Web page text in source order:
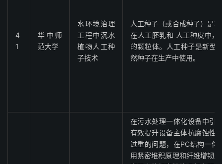
4
1
华中师
范大学
水环境治理
工程中沉水
植物人工种
子技术
人工种子（或合成种子）是
在人工胚乳和 人工种皮中，
的颗粒体。人工种子是新型
然种子在生产中使用。
在污水处理一体化设备中引
有效提升设备主体抗腐蚀性
过重的问题，在PC结构一
用紧密堆积原理和纤维增韧